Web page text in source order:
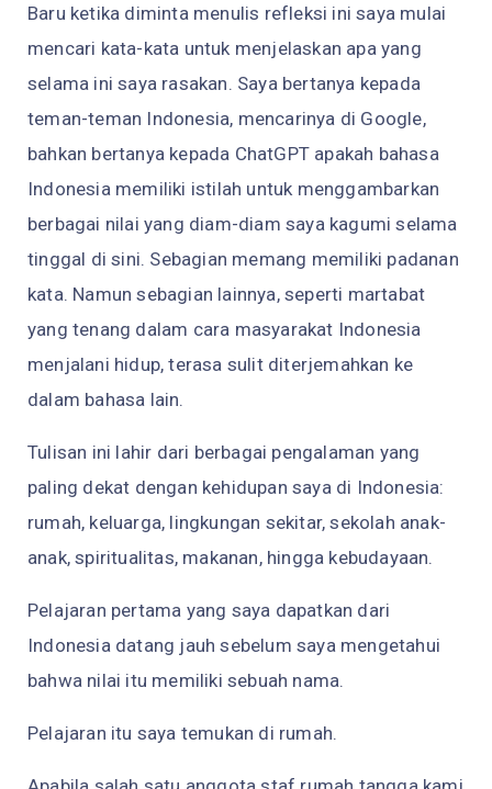
Baru ketika diminta menulis refleksi ini saya mulai
mencari kata-kata untuk menjelaskan apa yang
selama ini saya rasakan. Saya bertanya kepada
teman-teman Indonesia, mencarinya di Google,
bahkan bertanya kepada ChatGPT apakah bahasa
Indonesia memiliki istilah untuk menggambarkan
berbagai nilai yang diam-diam saya kagumi selama
tinggal di sini. Sebagian memang memiliki padanan
kata. Namun sebagian lainnya, seperti martabat
yang tenang dalam cara masyarakat Indonesia
menjalani hidup, terasa sulit diterjemahkan ke
dalam bahasa lain.
Tulisan ini lahir dari berbagai pengalaman yang
paling dekat dengan kehidupan saya di Indonesia:
rumah, keluarga, lingkungan sekitar, sekolah anak-
anak, spiritualitas, makanan, hingga kebudayaan.
Pelajaran pertama yang saya dapatkan dari
Indonesia datang jauh sebelum saya mengetahui
bahwa nilai itu memiliki sebuah nama.
Pelajaran itu saya temukan di rumah.